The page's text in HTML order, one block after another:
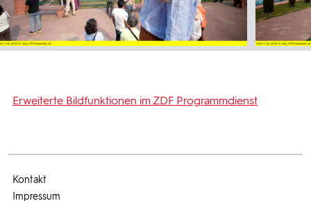
Erweiterte Bildfunktionen im ZDF Programmdienst
Kontakt
Impressum